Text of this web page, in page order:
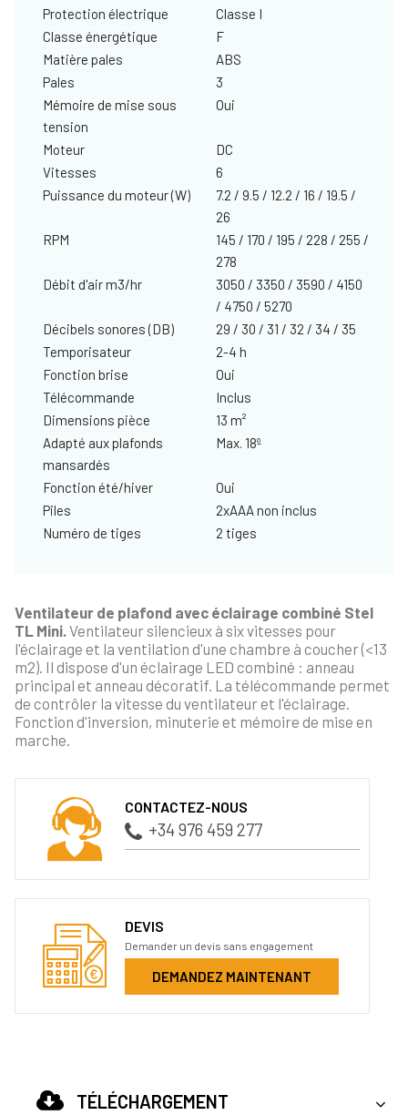
Protection électrique
Classe I
Classe énergétique
F
Matière pales
ABS
Pales
3
Mémoire de mise sous
tension
Oui
Moteur
DC
Vitesses
6
Puissance du moteur (W)
7.2 / 9.5 / 12.2 / 16 / 19.5 /
26
RPM
145 / 170 / 195 / 228 / 255 /
278
Débit d'air m3/hr
3050 / 3350 / 3590 / 4150
/ 4750 / 5270
Décibels sonores (DB)
29 / 30 / 31 / 32 / 34 / 35
Temporisateur
2-4 h
Fonction brise
Oui
Télécommande
Inclus
Dimensions pièce
13 m²
Adapté aux plafonds
mansardés
Max. 18º
Fonction été/hiver
Oui
Piles
2xAAA non inclus
Numéro de tiges
2 tiges
Ventilateur de plafond avec éclairage combiné Stel
TL Mini. Ventilateur silencieux à six vitesses pour
l'éclairage et la ventilation d'une chambre à coucher (<13
m2). Il dispose d'un éclairage LED combiné : anneau
principal et anneau décoratif. La télécommande permet
de contrôler la vitesse du ventilateur et l'éclairage.
Fonction d'inversion, minuterie et mémoire de mise en
marche.
CONTACTEZ-NOUS
+34 976 459 277
DEVIS
Demander un devis sans engagement
DEMANDEZ MAINTENANT
TÉLÉCHARGEMENT